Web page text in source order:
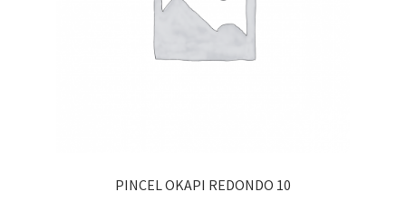
PINCEL OKAPI REDONDO 10